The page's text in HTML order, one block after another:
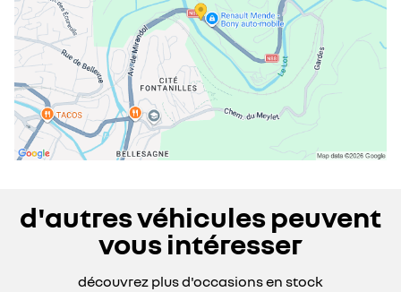
d'autres véhicules peuvent
vous intéresser
découvrez plus d'occasions en stock